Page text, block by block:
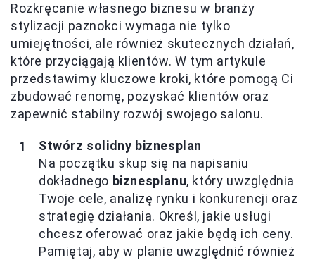
Rozkręcanie własnego biznesu w branży
stylizacji paznokci wymaga nie tylko
umiejętności, ale również skutecznych działań,
które przyciągają klientów. W tym artykule
przedstawimy kluczowe kroki, które pomogą Ci
zbudować renomę, pozyskać klientów oraz
zapewnić stabilny rozwój swojego salonu.
Stwórz solidny biznesplan
Na początku skup się na napisaniu
dokładnego biznesplanu, który uwzględnia
Twoje cele, analizę rynku i konkurencji oraz
strategię działania. Określ, jakie usługi
chcesz oferować oraz jakie będą ich ceny.
Pamiętaj, aby w planie uwzględnić również